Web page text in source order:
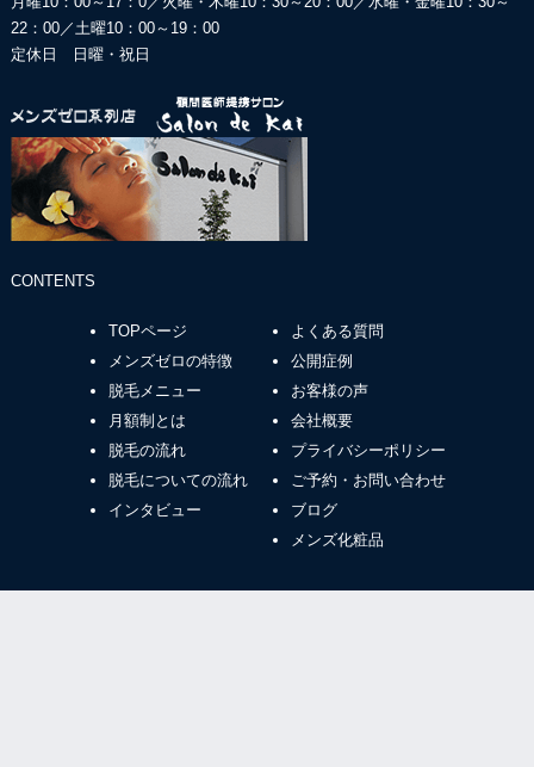
22：00／土曜10：00～19：00
定休日 日曜・祝日
CONTENTS
TOPページ
メンズゼロの特徴
脱毛メニュー
月額制とは
脱毛の流れ
脱毛についての流れ
インタビュー
よくある質問
公開症例
お客様の声
会社概要
プライバシーポリシー
ご予約・お問い合わせ
ブログ
メンズ化粧品